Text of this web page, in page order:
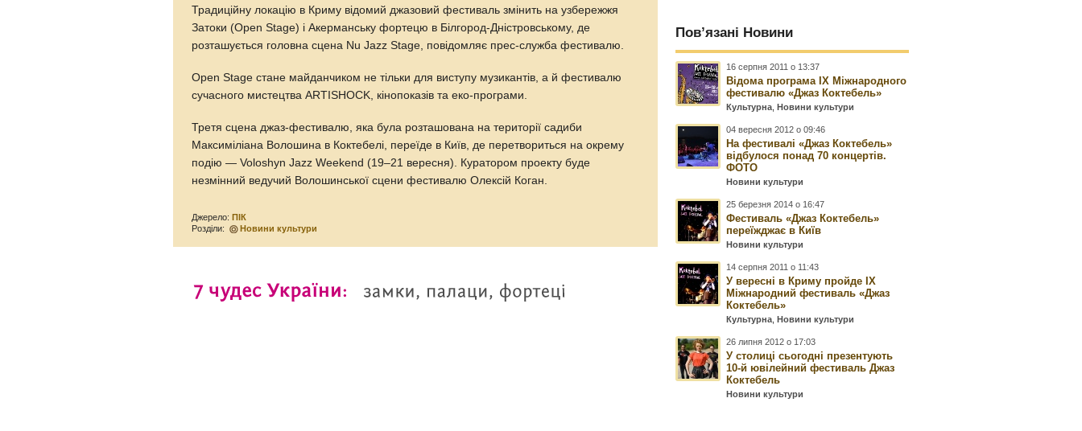
Традиційну локацію в Криму відомий джазовий фестиваль змінить на узбережжя
Затоки (Open Stage) і Акерманську фортецю в Білгород-Дністровському, де
розташується головна сцена Nu Jazz Stage, повідомляє прес-служба фестивалю.
Open Stage стане майданчиком не тільки для виступу музикантів, а й фестивалю
сучасного мистецтва ARTISHOCK, кінопоказів та еко-програми.
Третя сцена джаз-фестивалю, яка була розташована на території садиби
Максиміліана Волошина в Коктебелі, переїде в Київ, де перетвориться на окрему
подію — Voloshyn Jazz Weekend (19–21 вересня). Куратором проекту буде
незмінний ведучий Волошинської сцени фестивалю Олексій Коган.
Джерело:ПІК
Розділи:
Новини культури
Пов’язані Новини
16 серпня 2011 о 13:37
Відома програма IX Міжнародного
фестивалю «Джаз Коктебель»
Культурна ,Новини культури
04 вересня 2012 о 09:46
На фестивалі «Джаз Коктебель»
відбулося понад 70 концертів.
ФОТО
Новини культури
25 березня 2014 о 16:47
Фестиваль «Джаз Коктебель»
переїжджає в Київ
Новини культури
14 серпня 2011 о 11:43
У вересні в Криму пройде IX
Міжнародний фестиваль «Джаз
Коктебель»
Культурна ,Новини культури
26 липня 2012 о 17:03
У столиці сьогодні презентують
10-й ювілейний фестиваль Джаз
Коктебель
Новини культури